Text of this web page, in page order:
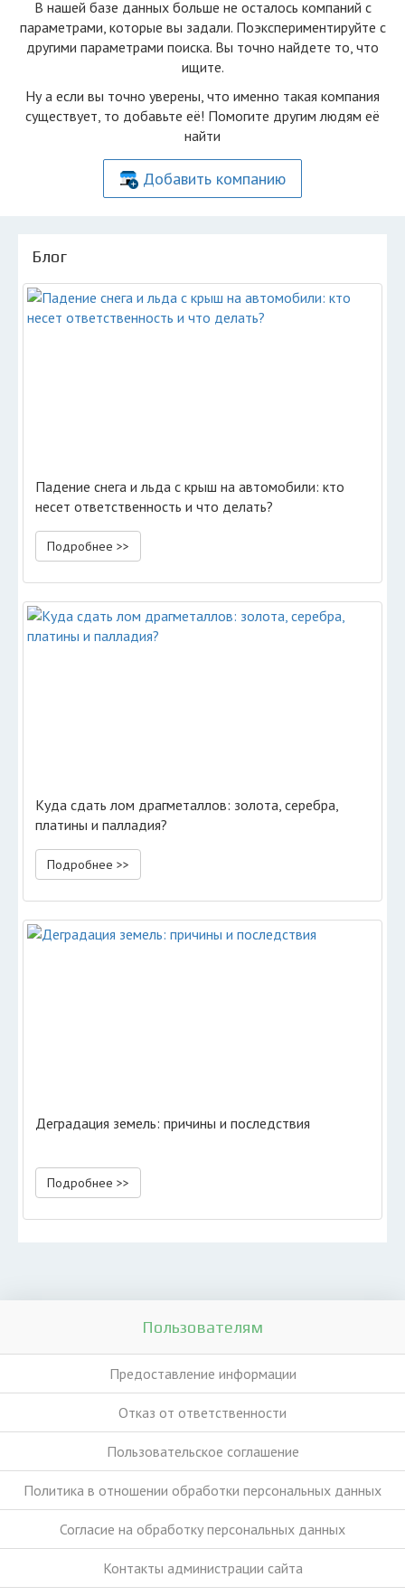
В нашей базе данных больше не осталоcь компаний с
параметрами, которые вы задали. Поэкспериментируйте с
другими параметрами поиска. Вы точно найдете то, что
ищите.
Ну а если вы точно уверены, что именно такая компания
существует, то добавьте её! Помогите другим людям её
найти
Добавить компанию
Блог
Падение снега и льда с крыш на автомобили: кто
несет ответственность и что делать?
Подробнее >>
Куда сдать лом драгметаллов: золота, серебра,
платины и палладия?
Подробнее >>
Деградация земель: причины и последствия
Подробнее >>
Пользователям
Предоставление информации
Отказ от ответственности
Пользовательское соглашение
Политика в отношении обработки персональных данных
Согласие на обработку персональных данных
Контакты администрации сайта